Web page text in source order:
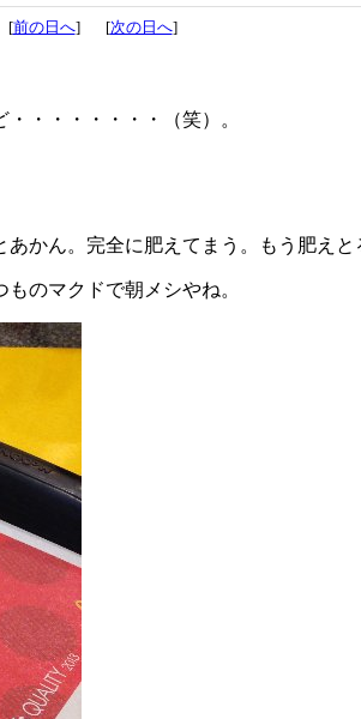
[前の日へ] [次の日へ]
・・・・・・・（笑）。
かん。完全に肥えてまう。もう肥えと
のマクドで朝メシやね。